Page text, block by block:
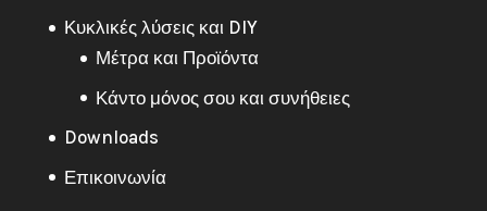
Κυκλικές λύσεις και DIY
Μέτρα και Προϊόντα
Κάντο μόνος σου και συνήθειες
Downloads
Επικοινωνία